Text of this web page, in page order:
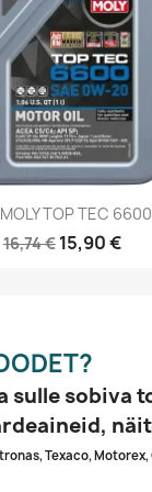
Kiirvaade
TOP TEC
16,74 € 15,90 €
sulle sobiva
Texaco,